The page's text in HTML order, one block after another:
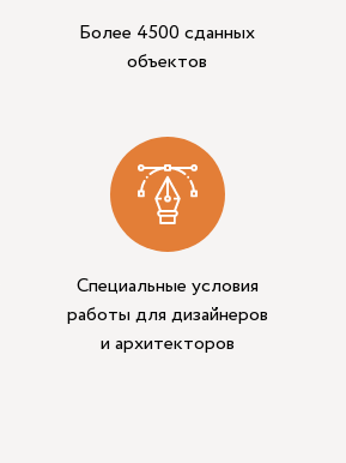
Более 4500 сданных
объектов
Специальные условия
работы для дизайнеров
и архитекторов